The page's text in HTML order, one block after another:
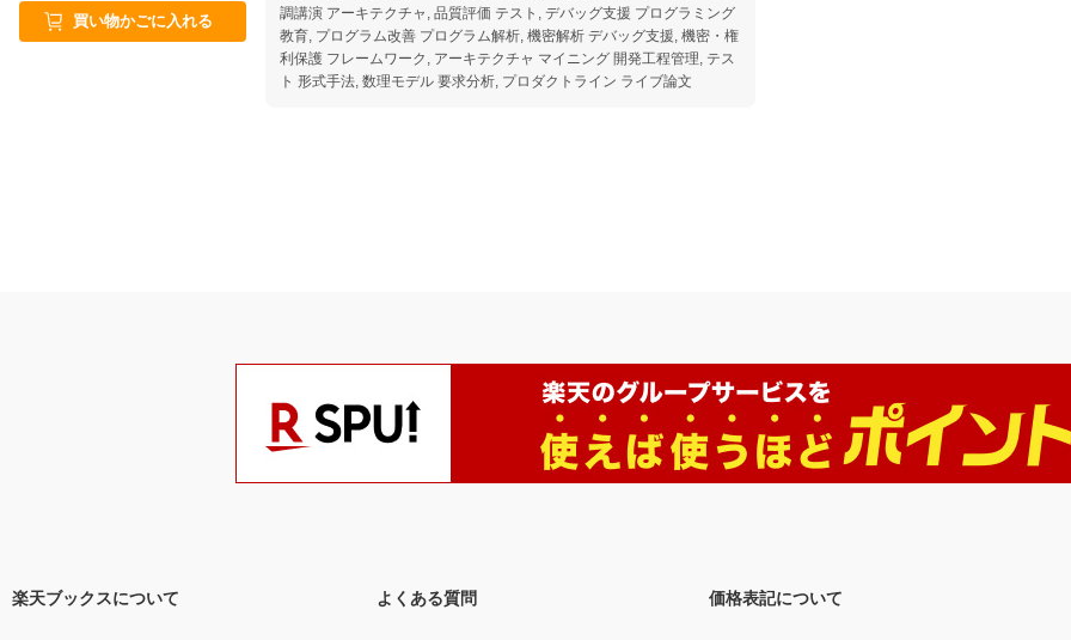
買い物かごに入れる
調講演 アーキテクチャ, 品質評価 テスト, デバッグ支援 プログラミング
教育, プログラム改善 プログラム解析, 機密解析 デバッグ支援, 機密・権
利保護 フレームワーク, アーキテクチャ マイニング 開発工程管理, テス
ト 形式手法, 数理モデル 要求分析, プロダクトライン ライブ論文
楽天ブックスについて よくある質問 価格表記について